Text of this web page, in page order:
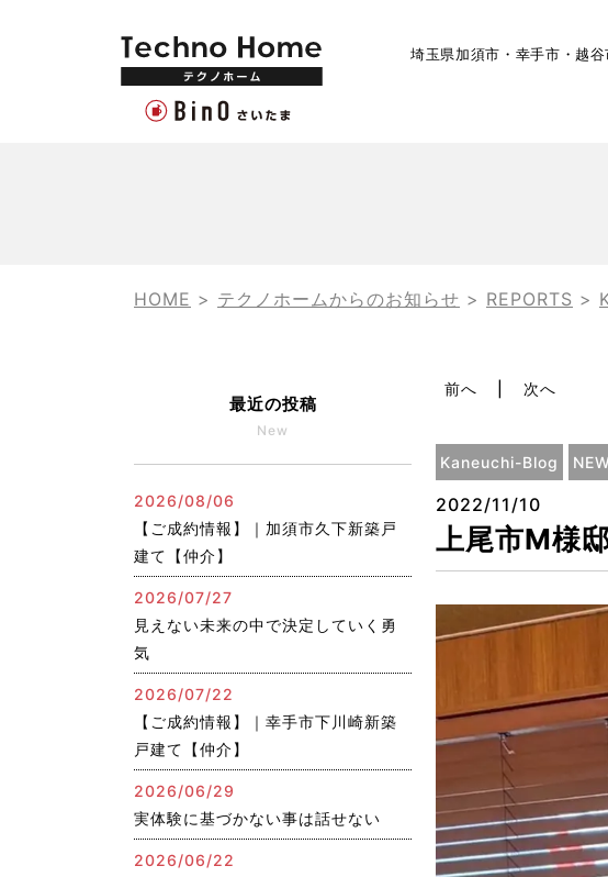
埼玉県加須市・幸手市・越
HOME > テクノホームからのお知らせ > REPORTS >
前へ 次へ
Kaneuchi-Blog
2022/11/10
上尾市M様
最近の投稿
New
2026/08/06
【ご成約情報】｜加須市久下新築戸
建て【仲介】
2026/07/27
見えない未来の中で決定していく勇
気
2026/07/22
【ご成約情報】｜幸手市下川崎新築
戸建て【仲介】
2026/06/29
実体験に基づかない事は話せない
2026/06/22